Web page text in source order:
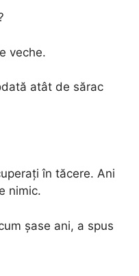
veche.
atât de sărac
în tăcere. Ani
nimic.
șase ani, a spus